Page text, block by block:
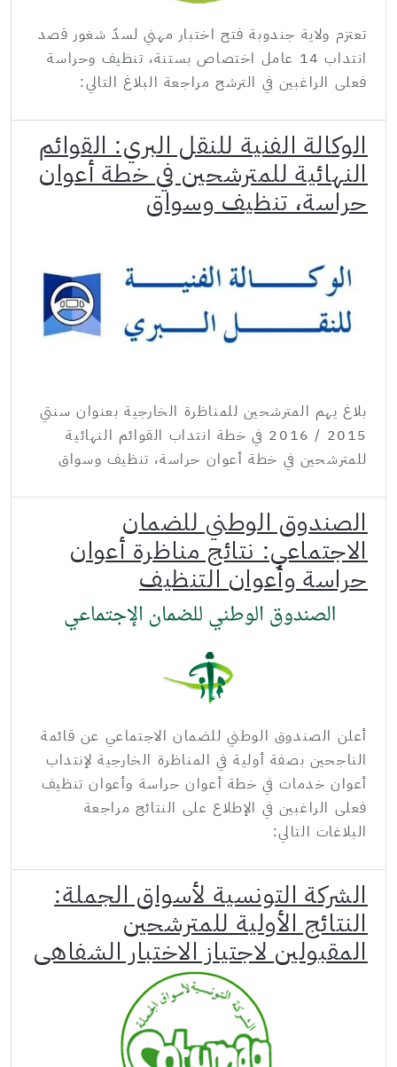
تعتزم ولاية جندوبة فتح اختبار مهني لسدّ شغور قصد
انتداب 14 عامل اختصاص بستنة، تنظيف وحراسة
فعلى الراغبين في الترشح مراجعة البلاغ التالي:
الوكالة الفنية للنقل البري: القوائم
النهائية للمترشحين في خطة أعوان
حراسة، تنظيف وسواق
بلاغ يهم المترشحين للمناظرة الخارجية بعنوان سنتي
2015 / 2016 في خطة انتداب القوائم النهائية
للمترشحين في خطة أعوان حراسة، تنظيف وسواق
الصندوق الوطني للضمان
الاجتماعي: نتائج مناظرة أعوان
حراسة وأعوان التنظيف
أعلن الصندوق الوطني للضمان الاجتماعي عن قائمة
الناجحين بصفة أولية في المناظرة الخارجية لإنتداب
أعوان خدمات في خطة أعوان حراسة وأعوان تنظيف
فعلى الراغبين في الإطلاع على النتائج مراجعة
البلاغات التالي:
الشركة التونسية لأسواق الجملة:
النتائج الأولية للمترشحين
المقبولين لاجتياز الاختبار الشفاهي